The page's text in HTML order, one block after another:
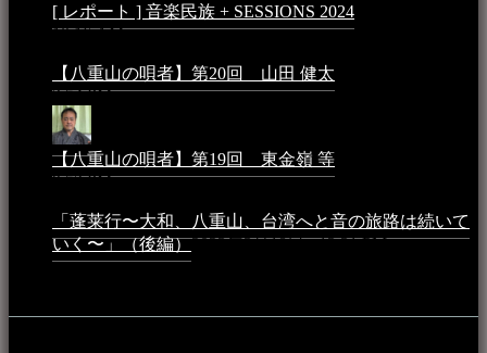
[ レポート ] 音楽民族 + SESSIONS 2024
10:16 AM
【八重山の唄者】第20回 山田 健太
3:54 PM
【八重山の唄者】第19回 東金嶺 等
9:52 PM
「蓬莱行〜大和、八重山、台湾へと音の旅路は続いて
いく〜」（後編）2023年3月18日 - 12:31 PM